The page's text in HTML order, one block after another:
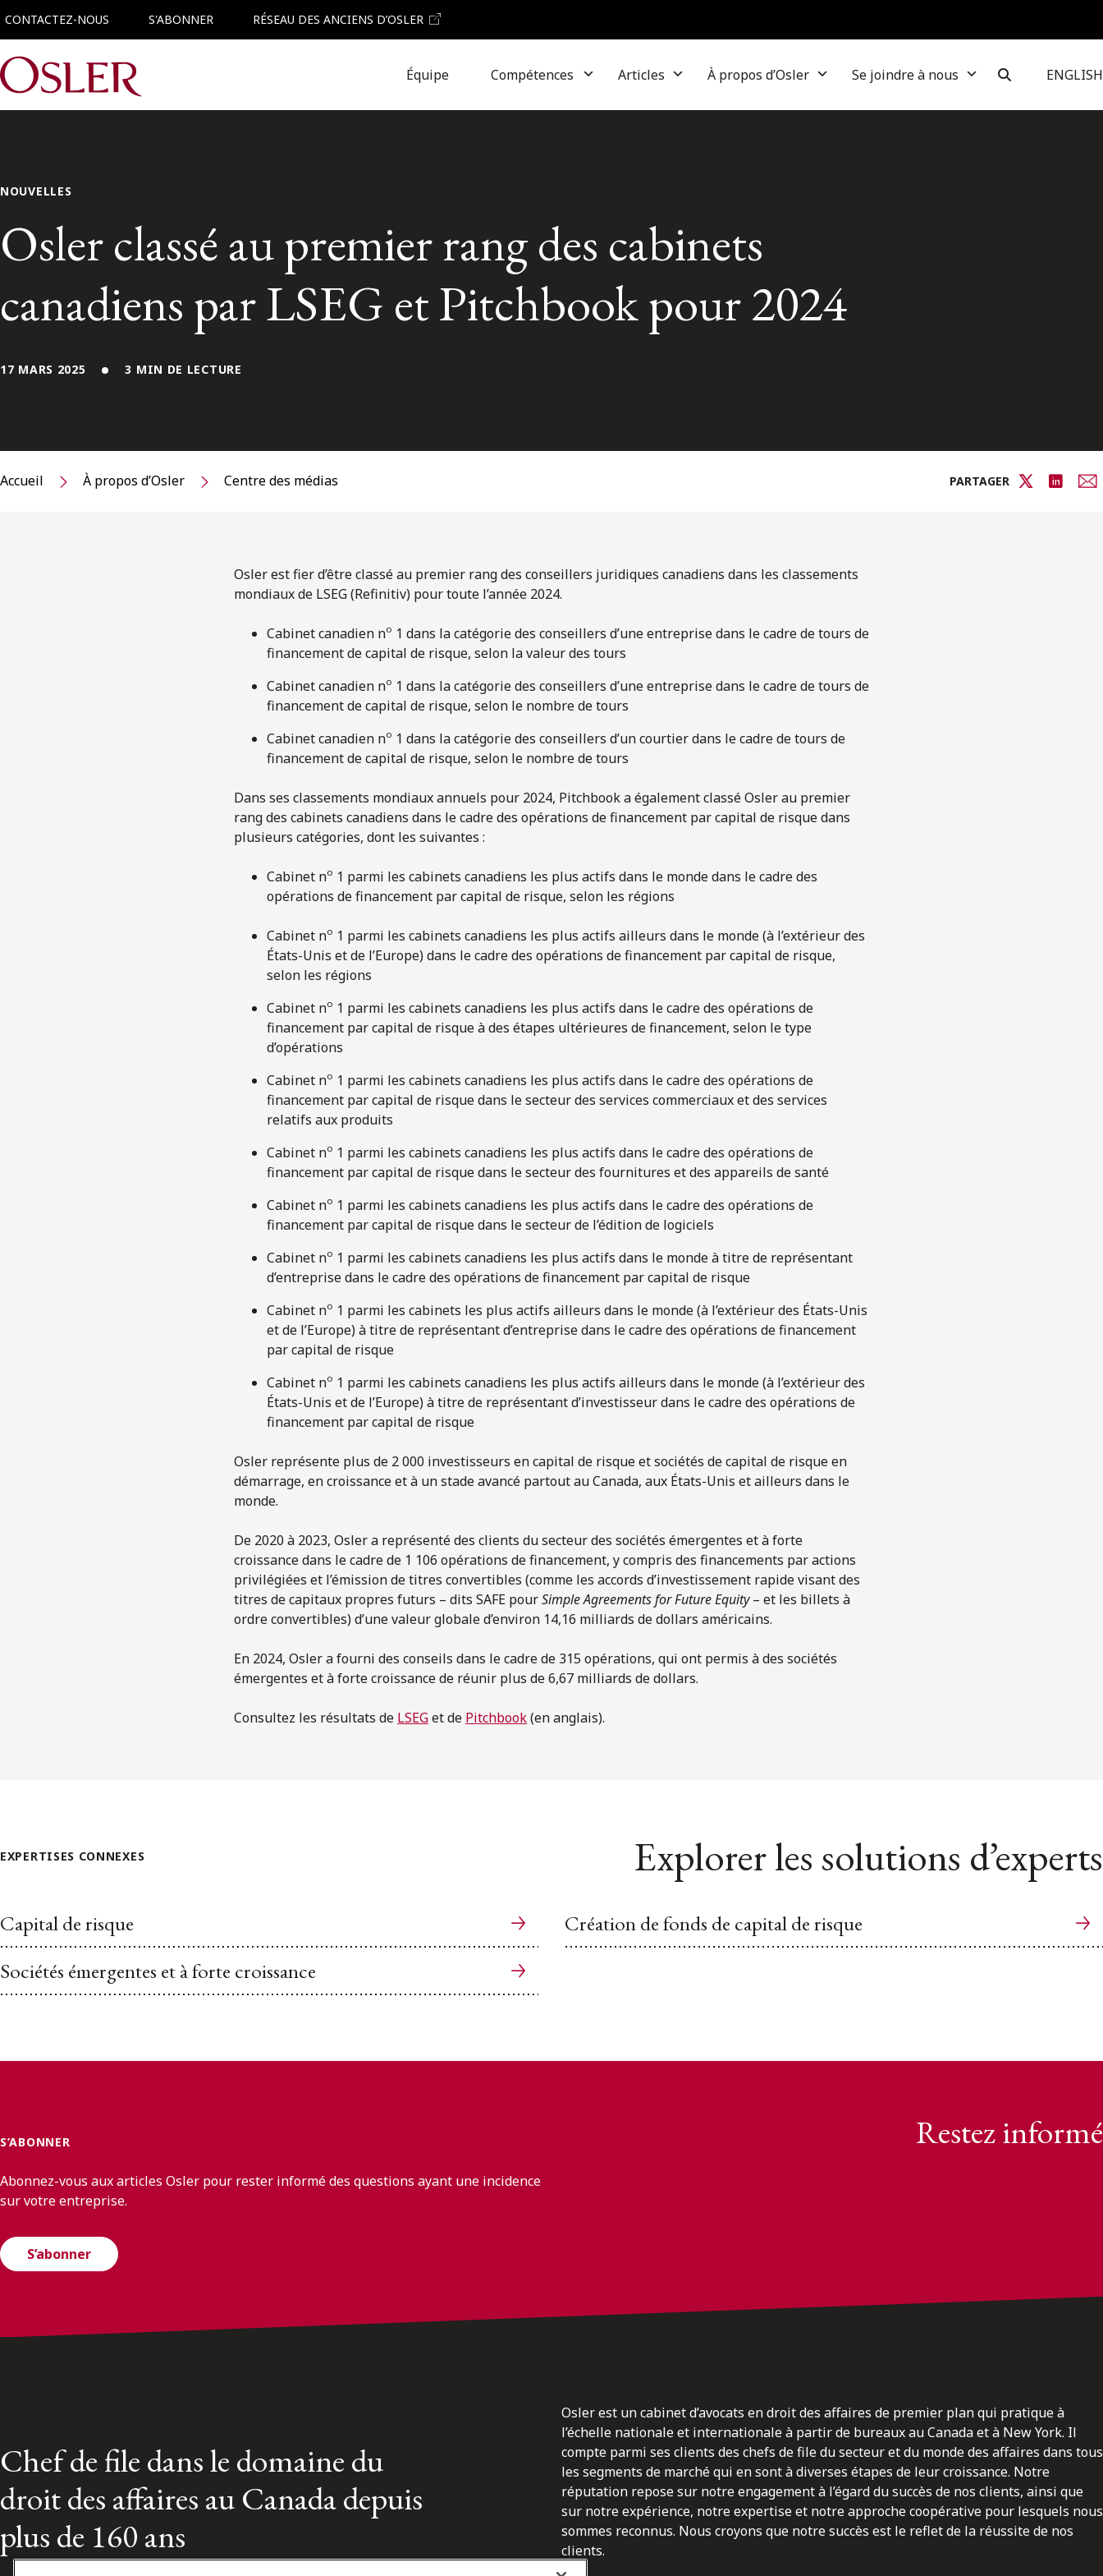
CONTACTEZ-NOUS S'ABONNER RÉSEAU DES ANCIENS D’OSLER
Main Navigation Équipe Compétences Articles À propos d’Osler Se joindre à nous ENGLISH
NOUVELLES
Osler classé au premier rang des cabinets
canadiens par LSEG et Pitchbook pour 2024
17 MARS 2025 3 MIN DE LECTURE
Accueil À propos d’Osler Centre des médias PARTAGER
Osler est fier d’être classé au premier rang des conseillers juridiques canadiens dans les classements
mondiaux de LSEG (Refinitiv) pour toute l’année 2024.
Cabinet canadien no 1 dans la catégorie des conseillers d’une entreprise dans le cadre de tours de
financement de capital de risque, selon la valeur des tours
Cabinet canadien no 1 dans la catégorie des conseillers d’une entreprise dans le cadre de tours de
financement de capital de risque, selon le nombre de tours
Cabinet canadien no 1 dans la catégorie des conseillers d’un courtier dans le cadre de tours de
financement de capital de risque, selon le nombre de tours
Dans ses classements mondiaux annuels pour 2024, Pitchbook a également classé Osler au premier
rang des cabinets canadiens dans le cadre des opérations de financement par capital de risque dans
plusieurs catégories, dont les suivantes :
Cabinet no 1 parmi les cabinets canadiens les plus actifs dans le monde dans le cadre des
opérations de financement par capital de risque, selon les régions
Cabinet no 1 parmi les cabinets canadiens les plus actifs ailleurs dans le monde (à l’extérieur des
États-Unis et de l’Europe) dans le cadre des opérations de financement par capital de risque,
selon les régions
Cabinet no 1 parmi les cabinets canadiens les plus actifs dans le cadre des opérations de
financement par capital de risque à des étapes ultérieures de financement, selon le type
d’opérations
Cabinet no 1 parmi les cabinets canadiens les plus actifs dans le cadre des opérations de
financement par capital de risque dans le secteur des services commerciaux et des services
relatifs aux produits
Cabinet no 1 parmi les cabinets canadiens les plus actifs dans le cadre des opérations de
financement par capital de risque dans le secteur des fournitures et des appareils de santé
Cabinet no 1 parmi les cabinets canadiens les plus actifs dans le cadre des opérations de
financement par capital de risque dans le secteur de l’édition de logiciels
Cabinet no 1 parmi les cabinets canadiens les plus actifs dans le monde à titre de représentant
d’entreprise dans le cadre des opérations de financement par capital de risque
Cabinet no 1 parmi les cabinets les plus actifs ailleurs dans le monde (à l’extérieur des États-Unis
et de l’Europe) à titre de représentant d’entreprise dans le cadre des opérations de financement
par capital de risque
Cabinet no 1 parmi les cabinets canadiens les plus actifs ailleurs dans le monde (à l’extérieur des
États-Unis et de l’Europe) à titre de représentant d’investisseur dans le cadre des opérations de
financement par capital de risque
Osler représente plus de 2 000 investisseurs en capital de risque et sociétés de capital de risque en
démarrage, en croissance et à un stade avancé partout au Canada, aux États-Unis et ailleurs dans le
monde.
De 2020 à 2023, Osler a représenté des clients du secteur des sociétés émergentes et à forte
croissance dans le cadre de 1 106 opérations de financement, y compris des financements par actions
privilégiées et l’émission de titres convertibles (comme les accords d’investissement rapide visant des
titres de capitaux propres futurs – dits SAFE pourSimple Agreements for Future Equity– et les billets à
ordre convertibles) d’une valeur globale d’environ 14,16 milliards de dollars américains.
En 2024, Osler a fourni des conseils dans le cadre de 315 opérations, qui ont permis à des sociétés
émergentes et à forte croissance de réunir plus de 6,67 milliards de dollars.
Consultez les résultats de LSEGet de Pitchbook(en anglais).
EXPERTISES CONNEXES Explorer les solutions d’experts
Capital de risque
Création de fonds de capital de risque
Sociétés émergentes et à forte croissance
S’ABONNER Restez informé
Abonnez-vous aux articles Osler pour rester informé des questions ayant une incidence
sur votre entreprise.
S’abonner
Chef de file dans le domaine du
droit des affaires au Canada depuis
plus de 160 ans
Osler est un cabinet d’avocats en droit des affaires de premier plan qui pratique à
l’échelle nationale et internationale à partir de bureaux au Canada et à New York. Il
compte parmi ses clients des chefs de file du secteur et du monde des affaires dans tous
les segments de marché qui en sont à diverses étapes de leur croissance. Notre
réputation repose sur notre engagement à l’égard du succès de nos clients, ainsi que
sur notre expérience, notre expertise et notre approche coopérative pour lesquels nous
sommes reconnus. Nous croyons que notre succès est le reflet de la réussite de nos
clients.